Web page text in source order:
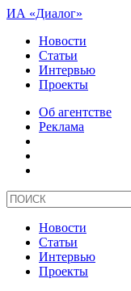
ИА «Диалог»
Новости
Статьи
Интервью
Проекты
Об агентстве
Реклама
Новости
Статьи
Интервью
Проекты